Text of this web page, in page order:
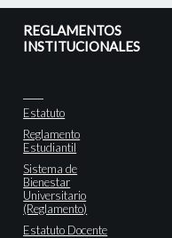
REGLAMENTOS
INSTITUCIONALES
Estatuto
Reglamento
Estudiantil
Sistema de
Bienestar
Universitario
(Reglamento)
Estatuto Docente